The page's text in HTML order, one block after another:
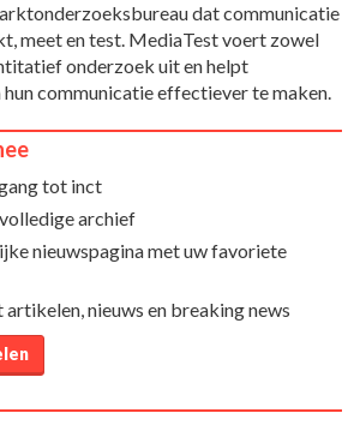
dat communicatie
meet en test. MediaTest voert zowel
onderzoek uit en helpt
communicatie effectiever te maken.
tot inct
archief
nieuwspagina met uw favoriete
nieuws en breaking news